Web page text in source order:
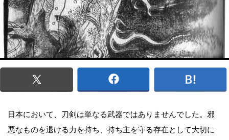
日本において、刀剣は単なる武器ではありませんでした。邪
悪なものを退ける力を持ち、持ち主を守る存在として大切に